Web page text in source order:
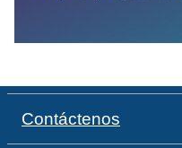
Contáctenos